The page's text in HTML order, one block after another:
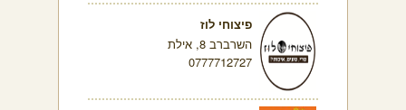
פיצוחי לוז
השרברב 8, אילת
0777712727